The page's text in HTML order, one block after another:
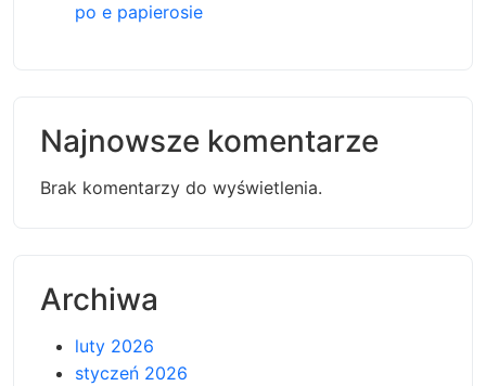
po e papierosie
Najnowsze komentarze
Brak komentarzy do wyświetlenia.
Archiwa
luty 2026
styczeń 2026